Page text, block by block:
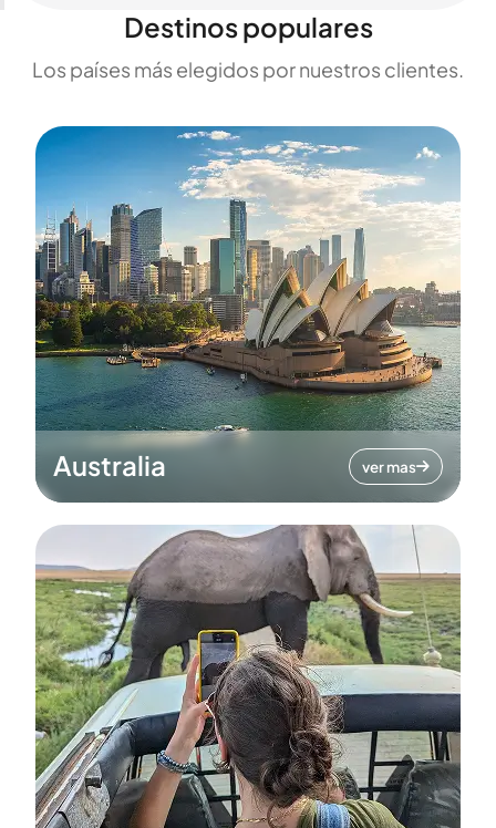
Destinos populares
Los países más elegidos por nuestros clientes.
Australia ver mas